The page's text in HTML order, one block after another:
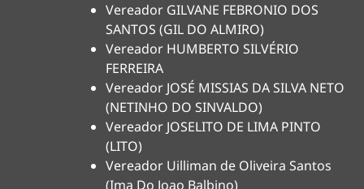
Vereador GILVANE FEBRONIO DOS
SANTOS (GIL DO ALMIRO)
Vereador HUMBERTO SILVÉRIO
FERREIRA
Vereador JOSÉ MISSIAS DA SILVA NETO
(NETINHO DO SINVALDO)
Vereador JOSELITO DE LIMA PINTO
(LITO)
Vereador Uilliman de Oliveira Santos
(Ima Do Joao Balbino)